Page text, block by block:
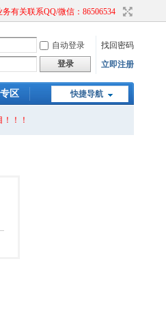
务有关联系QQ/微信：86506534
自动登录
找回密码
登录 立即注册
快捷导航
区
！！